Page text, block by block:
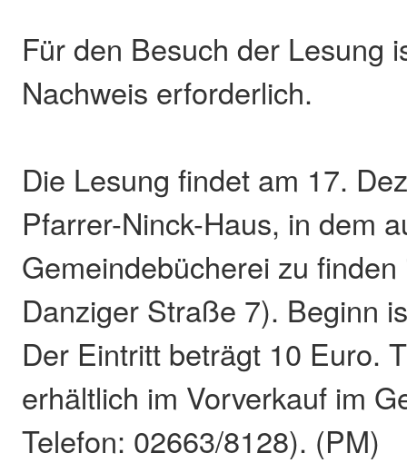
Für den Besuch der Lesung
Nachweis erforderlich.
Die Lesung findet am 17.
Pfarrer-Ninck-Haus, in dem
Gemeindebücherei zu
Danziger Straße 7). Beginn
Der Eintritt beträgt 10 Euro.
erhältlich im Vorverkauf im
Telefon: 02663/8128). (PM)